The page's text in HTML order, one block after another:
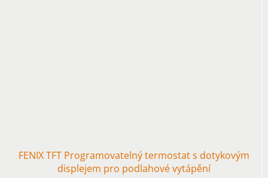
FENIX TFT Programovatelný termostat s dotykovým
displejem pro podlahové vytápění